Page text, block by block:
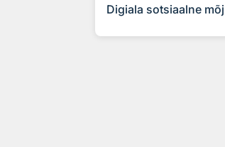
Digiala sotsiaalne